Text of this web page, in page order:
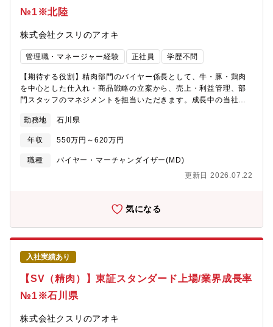
№1※北陸
株式会社クスリのアオキ
管理職・マネージャー経験 正社員 学歴不問
【期待する役割】精肉部門のバイヤー係長として、牛・豚・鶏肉
を中心とした仕入れ・商品戦略の立案から、売上・利益管理、部
門スタッフのマネジメントを担当いただきます。成長中の当社に
ードし、精肉事業の拡大を担っていただくポジションです。【職
務内容】■精肉の仕入れ・交渉（国内外サプライヤーとの取引）■
精肉部門の売上・利益管理（担当規模：100億円クラス）■販売戦
略の企画立案（プロモーション、季節商品、加工品）■加工・品質
【当社の魅力】■事業拡大期のため様々な職務とポストがございま
すさとやりがい、その両立を実現できる働き方をご用意。3つの総
合職区分から自分に最適な働き方を選択できます。総合職区分は
毎年変更の申請が可能なためその時々のライフスタイルに合った
働き方が可能。
勤務地 石川県
年収 550万円～620万円
職種
バイヤー・マーチャンダイザー(MD)
更新日 2026.07.22
気になる
入社実績あり
【SV（精肉）】東証スタンダード上場/業界成長率
№1※石川県
株式会社クスリのアオキ